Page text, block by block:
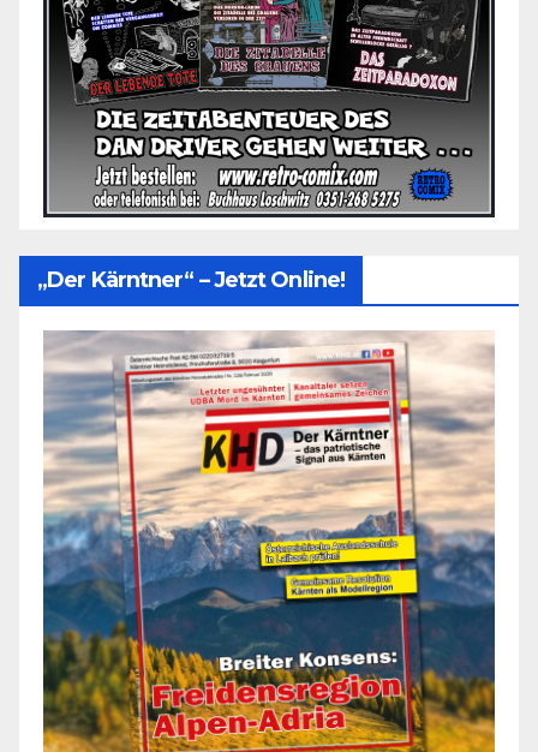
„Der Kärntner“ – Jetzt Online!